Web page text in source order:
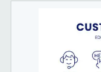
Grafiken
Vektoren